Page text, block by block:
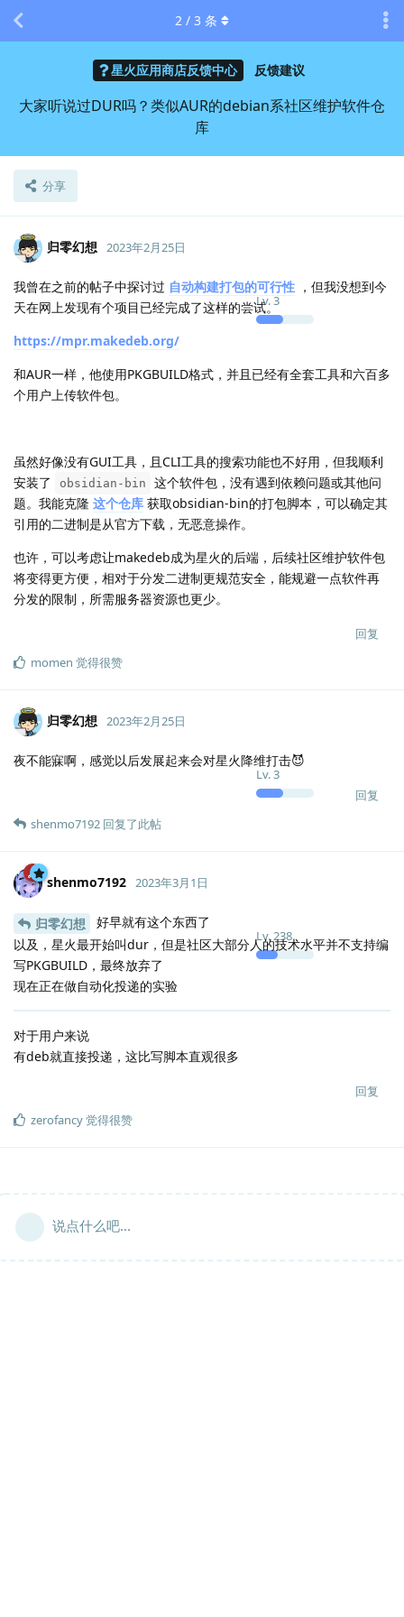
星火应用商店反馈中心 反馈建议
大家听说过DUR吗？类似AUR的debian系社区维护软件仓
库
分享
2 / 3 条
归零幻想
Lv.3
2023年2月25日
我曾在之前的帖子中探讨过 自动构建打包的可行性 ，但我没想到今
天在网上发现有个项目已经完成了这样的尝试。
https://mpr.makedeb.org/
和AUR一样，他使用PKGBUILD格式，并且已经有全套工具和六百多
个用户上传软件包。
虽然好像没有GUI工具，且CLI工具的搜索功能也不好用，但我顺利
安装了
obsidian-bin
这个软件包，没有遇到依赖问题或其他问
题。我能克隆 这个仓库 获取obsidian-bin的打包脚本，可以确定其
引用的二进制是从官方下载，无恶意操作。
也许，可以考虑让makedeb成为星火的后端，后续社区维护软件包
将变得更方便，相对于分发二进制更规范安全，能规避一点软件再
分发的限制，所需服务器资源也更少。
回复
momen 觉得很赞
归零幻想
Lv.3
2023年2月25日
夜不能寐啊，感觉以后发展起来会对星火降维打击😈
回复
shenmo7192 回复了此帖
shenmo7192
Lv.238
2023年3月1日
归零幻想
好早就有这个东西了
以及，星火最开始叫dur，但是社区大部分人的技术水平并不支持编
写PKGBUILD，最终放弃了
现在正在做自动化投递的实验
对于用户来说
有deb就直接投递，这比写脚本直观很多
回复
zerofancy觉得很赞
说点什么吧...